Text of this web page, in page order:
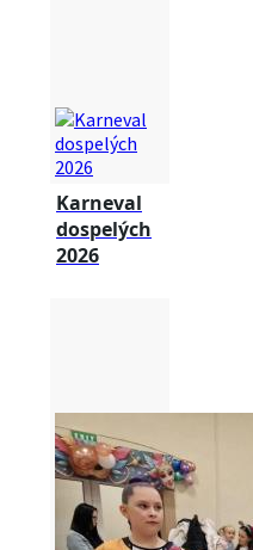
Karneval
dospelých
2026